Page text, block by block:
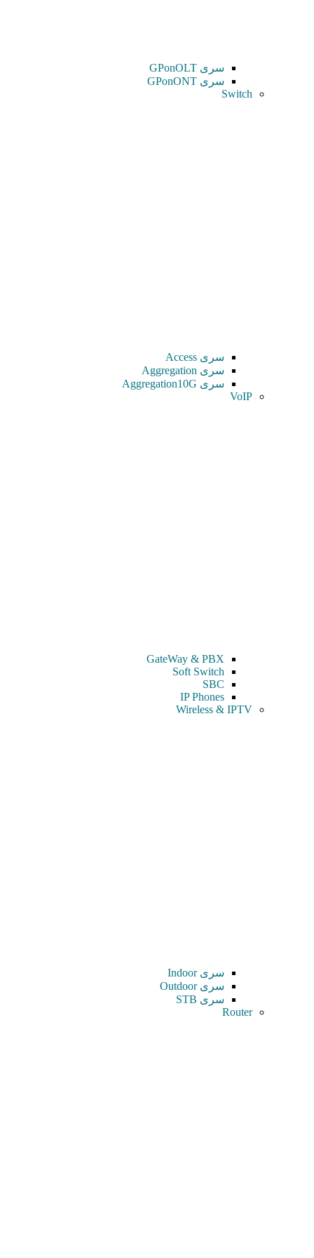
سری GPonOLT
سری GPonONT
Switch
سری Access
سری Aggregation
سری Aggregation10G
VoIP
GateWay & PBX
Soft Switch
SBC
IP Phones
Wireless & IPTV
سری Indoor
سری Outdoor
سری STB
Router